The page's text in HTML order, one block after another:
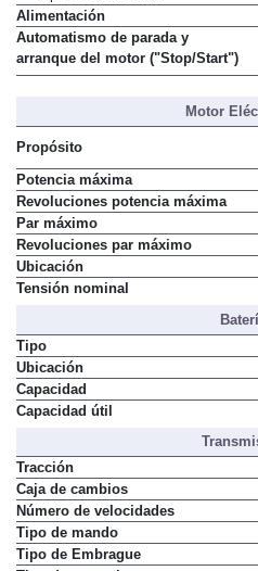
Tipo de distribución
Alimentación
Automatismo de parada y
arranque del motor ("Stop/Start")
Motor
Propósito
Potencia máxima
Revoluciones potencia máxima
Par máximo
Revoluciones par máximo
Ubicación
Tipo
Ubicación
Capacidad
Tracción
Caja de cambios
Número de velocidades
Tipo de mando